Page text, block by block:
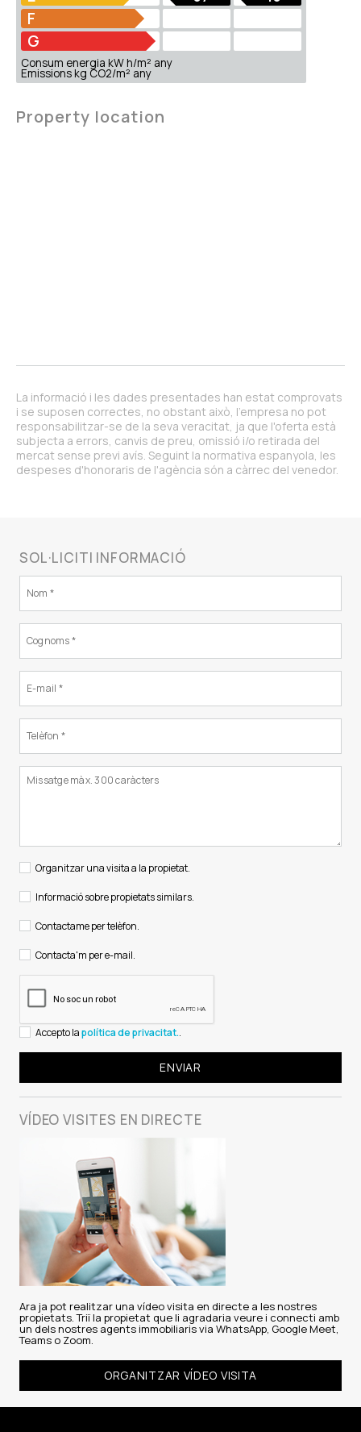
F
G
Consum energia kW h/m² any
Emissions kg CO2/m² any
Property location
La informació i les dades presentades han estat comprovats
i se suposen correctes, no obstant això, l'empresa no pot
responsabilitzar-se de la seva veracitat, ja que l'oferta està
subjecta a errors, canvis de preu, omissió i/o retirada del
mercat sense previ avís. Seguint la normativa espanyola, les
despeses d'honoraris de l'agència són a càrrec del venedor.
SOL·LICITI INFORMACIÓ
Organitzar una visita a la propietat.
Informació sobre propietats similars.
Contactame per telèfon.
Contacta'm per e-mail.
Accepto lapolítica de privacitat..
VÍDEO VISITES EN DIRECTE
Ara ja pot realitzar una vídeo visita en directe a les nostres
propietats. Triï la propietat que li agradaria veure i connecti amb
un dels nostres agents immobiliaris via WhatsApp, Google Meet,
Teams o Zoom.
ORGANITZAR VÍDEO VISITA